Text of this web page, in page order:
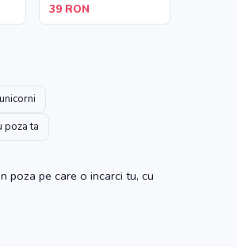
39 RON
poza ta
poza pe care o incarci tu, cu